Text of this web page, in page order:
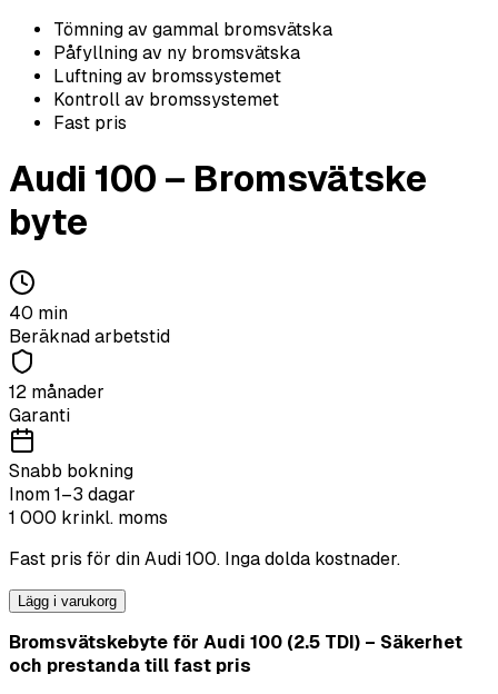
Tömning av gammal bromsvätska
Påfyllning av ny bromsvätska
Luftning av bromssystemet
Kontroll av bromssystemet
Fast pris
Audi 100 – Bromsvätske
byte
40 min
Beräknad arbetstid
12 månader
Garanti
Snabb bokning
Inom 1–3 dagar
1 000 krinkl. moms
Fast pris för din Audi 100. Inga dolda kostnader.
Lägg i varukorg
Bromsvätskebyte för Audi 100 (2.5 TDI) – Säkerhet
och prestanda till fast pris